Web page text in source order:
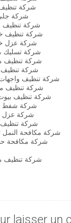
شركة
شركة
شركة تنظيف
شركة تنظيف
شركة عزل
شركة تسليك
شركة تنظيف
شركة تنظيف
شركة تنظيف
شركة تنظيف
شركة تنظيف
شركة شفط
شركة عزل
شركة تنظيف
شركة مكافحة النمل
شركة مكافحة
شركة تنظيف
laisser un